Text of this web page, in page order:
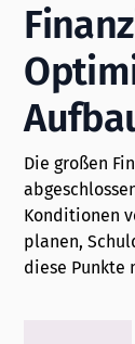
Die großen
Konditionen
planen,
diese Punkte